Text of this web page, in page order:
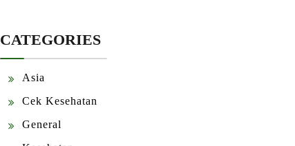
CATEGORIES
Asia
Cek Kesehatan
General